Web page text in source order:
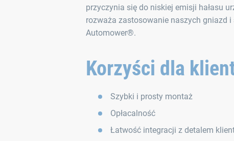
przyczynia się do niskiej emisji hałasu
rozważa zastosowanie naszych gniazd
Automower®.
Korzyści dla
Szybki i prosty montaż
Opłacalność
Łatwość integracji z detalem